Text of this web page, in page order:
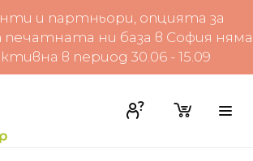
и партньори, опцията за
печатната ни база в София няма
в период 30.06 - 15.09